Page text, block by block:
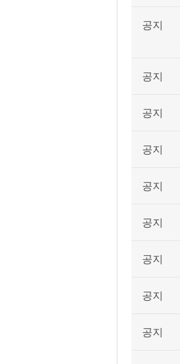
공지
공지
공지
공지
공지
공지
공지
공지
공지